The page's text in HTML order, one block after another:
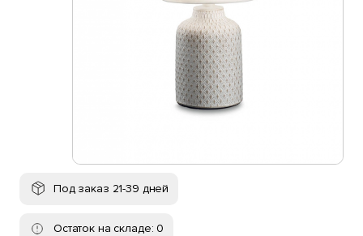
Под заказ 21-39 дней
Остаток на складе: 0